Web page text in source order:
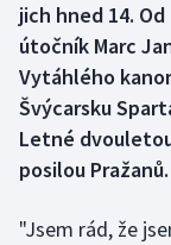
Curling
Dostihy
Florbal
jich hned 14.
útočník Marc
Vytáhlého
Švýcarsku
Letné
posilou Pražanů.
"Jsem rád, že